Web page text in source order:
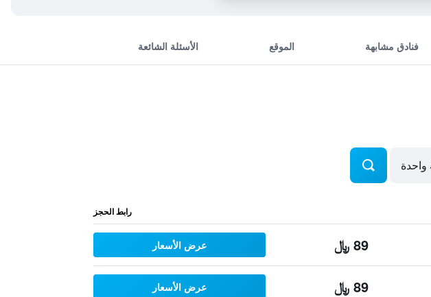
فنادق مشابهة الموقع الأسئلة الشائعة
رابط الحجز
89 ﷼ عرض الأسعار
89 ﷼ عرض الأسعار